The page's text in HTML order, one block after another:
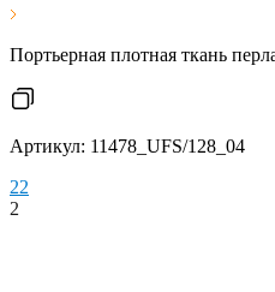
Портьерная плотная ткань
Артикул: 11478_UFS/128_04
22
2